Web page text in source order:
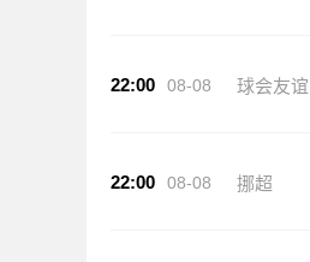
22:00 08-08 球会友谊
22:00 08-08 挪超